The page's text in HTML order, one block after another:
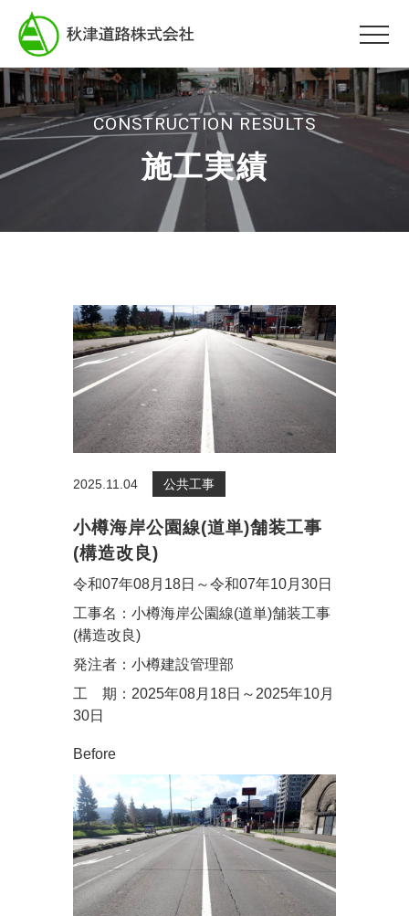
CONSTRUCTION RESULTS
施工実績
2025.11.04 公共工事
小樽海岸公園線(道単)舗装工事
(構造改良)
令和07年08月18日～令和07年10月30日
工事名：小樽海岸公園線(道単)舗装工事
(構造改良)
発注者：小樽建設管理部
工 期：2025年08月18日～2025年10月
30日
Before